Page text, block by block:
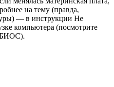
на тему (правда,
— в инструкции Не
компьютера (посмотрите
БИОС).